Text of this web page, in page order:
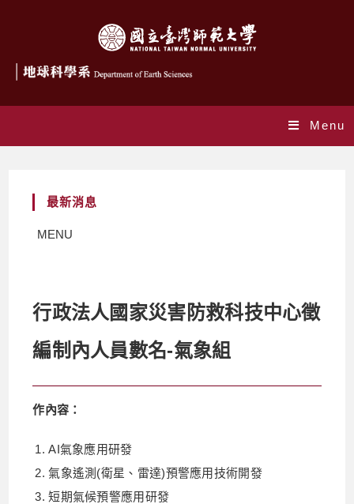
Menu
最新消息
MENU
行政法人國家災害防救科技中心徵
編制內人員數名-氣象組
作內容：
AI氣象應用研發
氣象遙測(衛星、雷達)預警應用技術開發
短期氣候預警應用研發